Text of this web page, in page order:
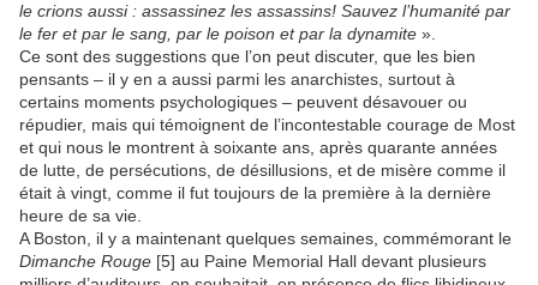
le crions aussi : assassinez les assassins! Sauvez l’humanité par
le fer et par le sang, par le poison et par la dynamite ».
Ce sont des suggestions que l’on peut discuter, que les bien
pensants – il y en a aussi parmi les anarchistes, surtout à
certains moments psychologiques – peuvent désavouer ou
répudier, mais qui témoignent de l’incontestable courage de Most
et qui nous le montrent à soixante ans, après quarante années
de lutte, de persécutions, de désillusions, et de misère comme il
était à vingt, comme il fut toujours de la première à la dernière
heure de sa vie.
A Boston, il y a maintenant quelques semaines, commémorant le
Dimanche Rouge [5] au Paine Memorial Hall devant plusieurs